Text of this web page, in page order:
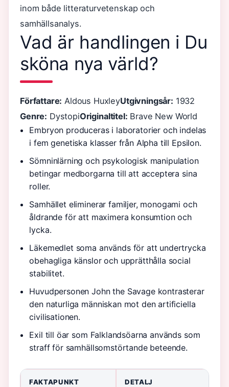
inom både litteraturvetenskap och
samhällsanalys.
Vad är handlingen i Du
sköna nya värld?
Författare: Aldous HuxleyUtgivningsår: 1932
Genre: DystopiOriginaltitel: Brave New World
Embryon produceras i laboratorier och indelas
i fem genetiska klasser från Alpha till Epsilon.
Sömninlärning och psykologisk manipulation
betingar medborgarna till att acceptera sina
roller.
Samhället eliminerar familjer, monogami och
åldrande för att maximera konsumtion och
lycka.
Läkemedlet soma används för att undertrycka
obehagliga känslor och upprätthålla social
stabilitet.
Huvudpersonen John the Savage kontrasterar
den naturliga människan mot den artificiella
civilisationen.
Exil till öar som Falklandsöarna används som
straff för samhällsomstörtande beteende.
FAKTAPUNKT DETALJ